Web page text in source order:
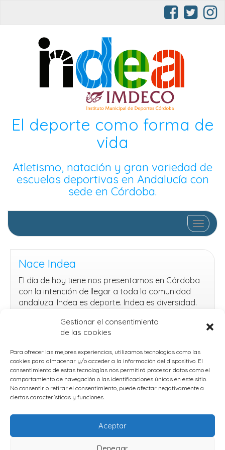
Gestionar el consentimiento
de las cookies
Para ofrecer las mejores experiencias, utilizamos tecnologías como las
cookies para almacenar y/o acceder a la información del dispositivo. El
consentimiento de estas tecnologías nos permitirá procesar datos como el
comportamiento de navegación o las identificaciones únicas en este sitio.
No consentir o retirar el consentimiento, puede afectar negativamente a
ciertas características y funciones.
Aceptar
Denegar
El deporte como forma de
vida
Atletismo, natación y gran variedad de
escuelas deportivas en Andalucía con
sede en Córdoba.
Nace Indea
El día de hoy tiene nos presentamos en Córdoba
con la intención de llegar a toda la comunidad
andaluza. Indea es deporte. Indea es diversidad.
presidente del club, Aldir Fernández, te da la
bienvenida con la siguiente carta: Lee la carta
Leer más
Nace
Indea
septiembre 17, 2014
Publicado enUncategorized
Etiquetas:atletismo,deporte,escuelas deportivas,
natación,social
Protección de datos